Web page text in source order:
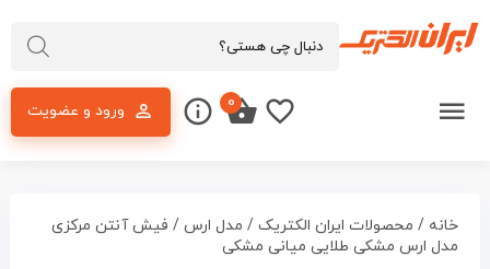
ورود و عضویت ۰
خانه / محصولات ایران الکتریک/ مدل ارس/ فیش آنتن مرکزی
مدل ارس مشکی طلایی میانی مشکی